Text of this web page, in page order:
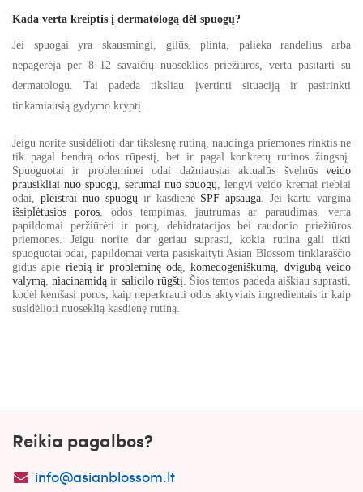
Kada verta kreiptis į dermatologą dėl spuogų?
Jei spuogai yra skausmingi, gilūs, plinta, palieka randelius arba
nepagerėja per 8–12 savaičių nuoseklios priežiūros, verta pasitarti su
dermatologu. Tai padeda tiksliau įvertinti situaciją ir pasirinkti
tinkamiausią gydymo kryptį.
Jeigu norite susidėlioti dar tikslesnę rutiną, naudinga priemones rinktis ne
tik pagal bendrą odos rūpestį, bet ir pagal konkretų rutinos žingsnį.
Spuoguotai ir probleminei odai dažniausiai aktualūs švelnūs veido
prausikliai nuo spuogų, serumai nuo spuogų, lengvi veido kremai riebiai
odai, pleistrai nuo spuogųir kasdienė SPF apsauga. Jei kartu vargina
išsiplėtusios poros, odos tempimas, jautrumas ar paraudimas, verta
papildomai peržiūrėti ir porų, dehidratacijos bei raudonio priežiūros
priemones. Jeigu norite dar geriau suprasti, kokia rutina gali tikti
spuoguotai odai, papildomai verta pasiskaityti Asian Blossom tinklaraščio
gidus apie riebią ir probleminę odą,komedogeniškumą, dvigubą veido
valymą,niacinamidą ir salicilo rūgštį. Šios temos padeda aiškiau suprasti,
kodėl kemšasi poros, kaip neperkrauti odos aktyviais ingredientais ir kaip
susidėlioti nuoseklią kasdienę rutiną.
Reikia pagalbos?
info@asianblossom.lt